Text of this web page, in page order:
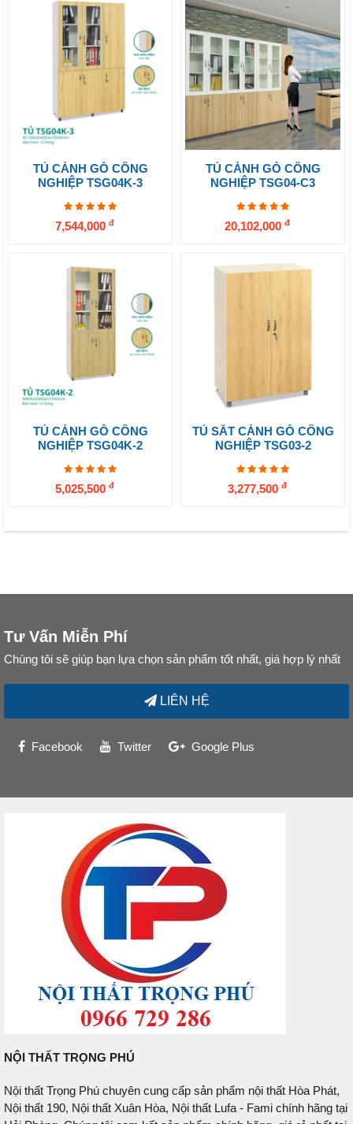
TỦ CÁNH GỖ CÔNG
NGHIỆP TSG04K-3
7,544,000 đ
TỦ CÁNH GỖ CÔNG
NGHIỆP TSG04-C3
20,102,000 đ
TỦ CÁNH GỖ CÔNG
NGHIỆP TSG04K-2
5,025,500 đ
TỦ SẮT CÁNH GỖ CÔNG
NGHIỆP TSG03-2
3,277,500 đ
Tư Vấn Miễn Phí
Chúng tôi sẽ giúp bạn lựa chọn sản phẩm tốt nhất, giá hợp lý nhất
LIÊN HỆ
Facebook Twitter Google Plus
NỘI THẤT TRỌNG PHÚ
Nội thất Trọng Phú chuyên cung cấp sản phẩm nội thất Hòa Phát,
Nội thất 190, Nội thất Xuân Hòa, Nội thất Lufa - Fami chính hãng tại